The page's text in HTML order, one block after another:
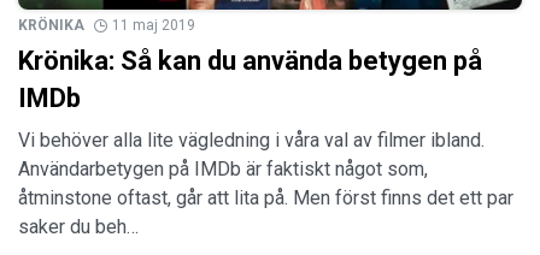
KRÖNIKA 11 maj 2019
Krönika: Så kan du använda betygen på
IMDb
Vi behöver alla lite vägledning i våra val av filmer ibland.
Användarbetygen på IMDb är faktiskt något som,
åtminstone oftast, går att lita på. Men först finns det ett par
saker du beh…